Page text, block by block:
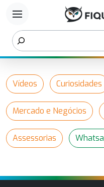
menu
Vídeos Curiosidades
Mercado e Negócios
Assessorias